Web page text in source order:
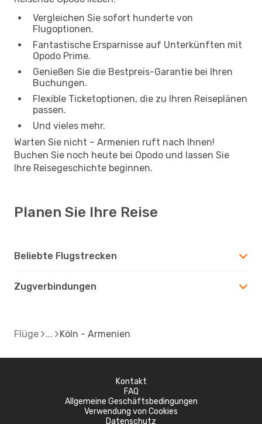
Vergleichen Sie sofort hunderte von
Flugoptionen.
Fantastische Ersparnisse auf Unterkünften mit
Opodo Prime.
Genießen Sie die Bestpreis-Garantie bei Ihren
Buchungen.
Flexible Ticketoptionen, die zu Ihren Reiseplänen
passen.
Und vieles mehr.
Warten Sie nicht – Armenien ruft nach Ihnen!
Buchen Sie noch heute bei Opodo und lassen Sie
Ihre Reisegeschichte beginnen.
Planen Sie Ihre Reise
Beliebte Flugstrecken
Zugverbindungen
Flüge Köln - Armenien
Kontakt
FAQ
Allgemeine Geschäftsbedingungen
Verwendung von Cookies
Datenschutz